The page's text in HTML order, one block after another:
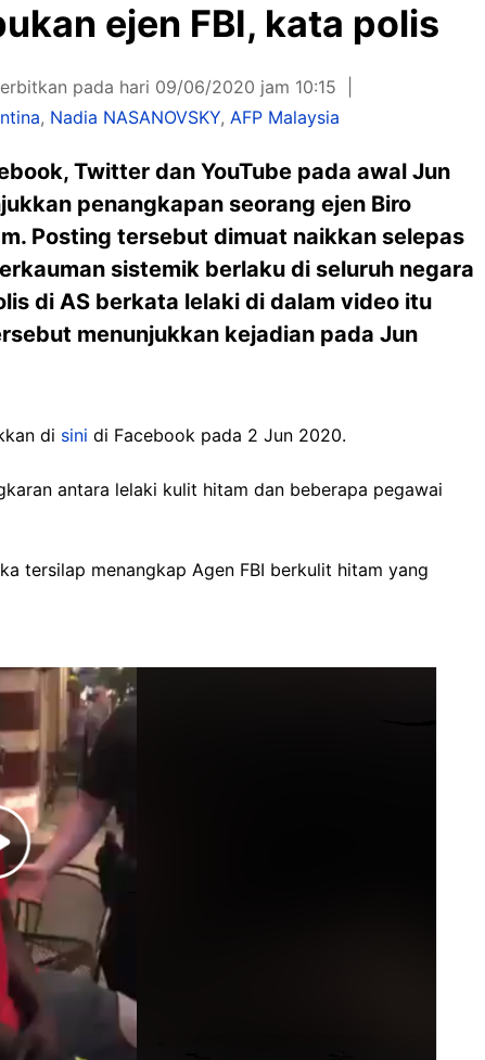
ejen FBI, kata polis
pada hari 09/06/2020 jam 10:15
, Nadia NASANOVSKY, AFP Malaysia
Twitter dan YouTube pada awal Jun
penangkapan seorang ejen Biro
Posting tersebut dimuat naikkan selepas
sistemik berlaku di seluruh negara
di AS berkata lelaki di dalam video itu
menunjukkan kejadian pada Jun
di sini di Facebook pada 2 Jun 2020.
antara lelaki kulit hitam dan beberapa pegawai
tersilap menangkap Agen FBI berkulit hitam yang